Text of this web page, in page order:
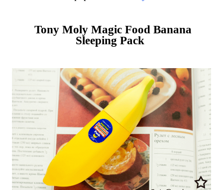
Tony Moly Magic Food Banana
Sleeping Pack